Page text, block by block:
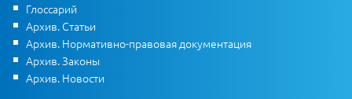
Глоссарий
Архив. Статьи
Архив. Нормативно-правовая документация
Архив. Законы
Архив. Новости